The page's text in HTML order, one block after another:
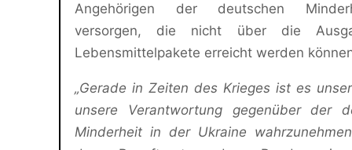
Angehörigen der deutschen
versorgen, die nicht über die
Lebensmittelpakete erreicht werden
„Gerade in Zeiten des Krieges ist es
unsere Verantwortung gegenüber der
Minderheit in der Ukraine